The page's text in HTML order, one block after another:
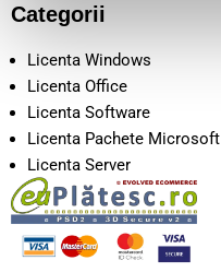
Categorii
Licenta Windows
Licenta Office
Licenta Software
Licenta Pachete Microsoft
Licenta Server